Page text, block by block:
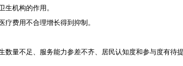
生机构的作用。
疗费用不合理增长得到抑制。
量不足、服务能力参差不齐、居民认知度和参与度有待